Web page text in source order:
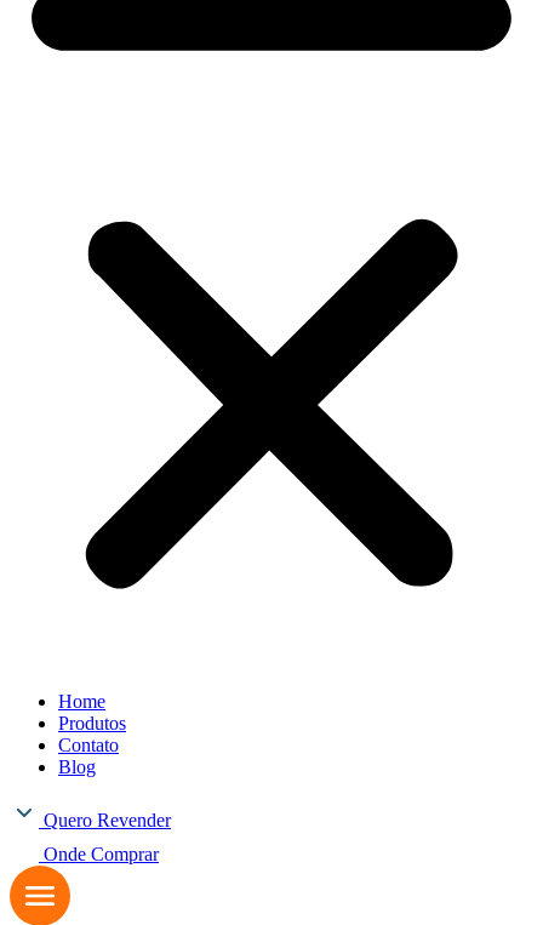
Home
Produtos
Contato
Blog
Quero Revender
Onde Comprar